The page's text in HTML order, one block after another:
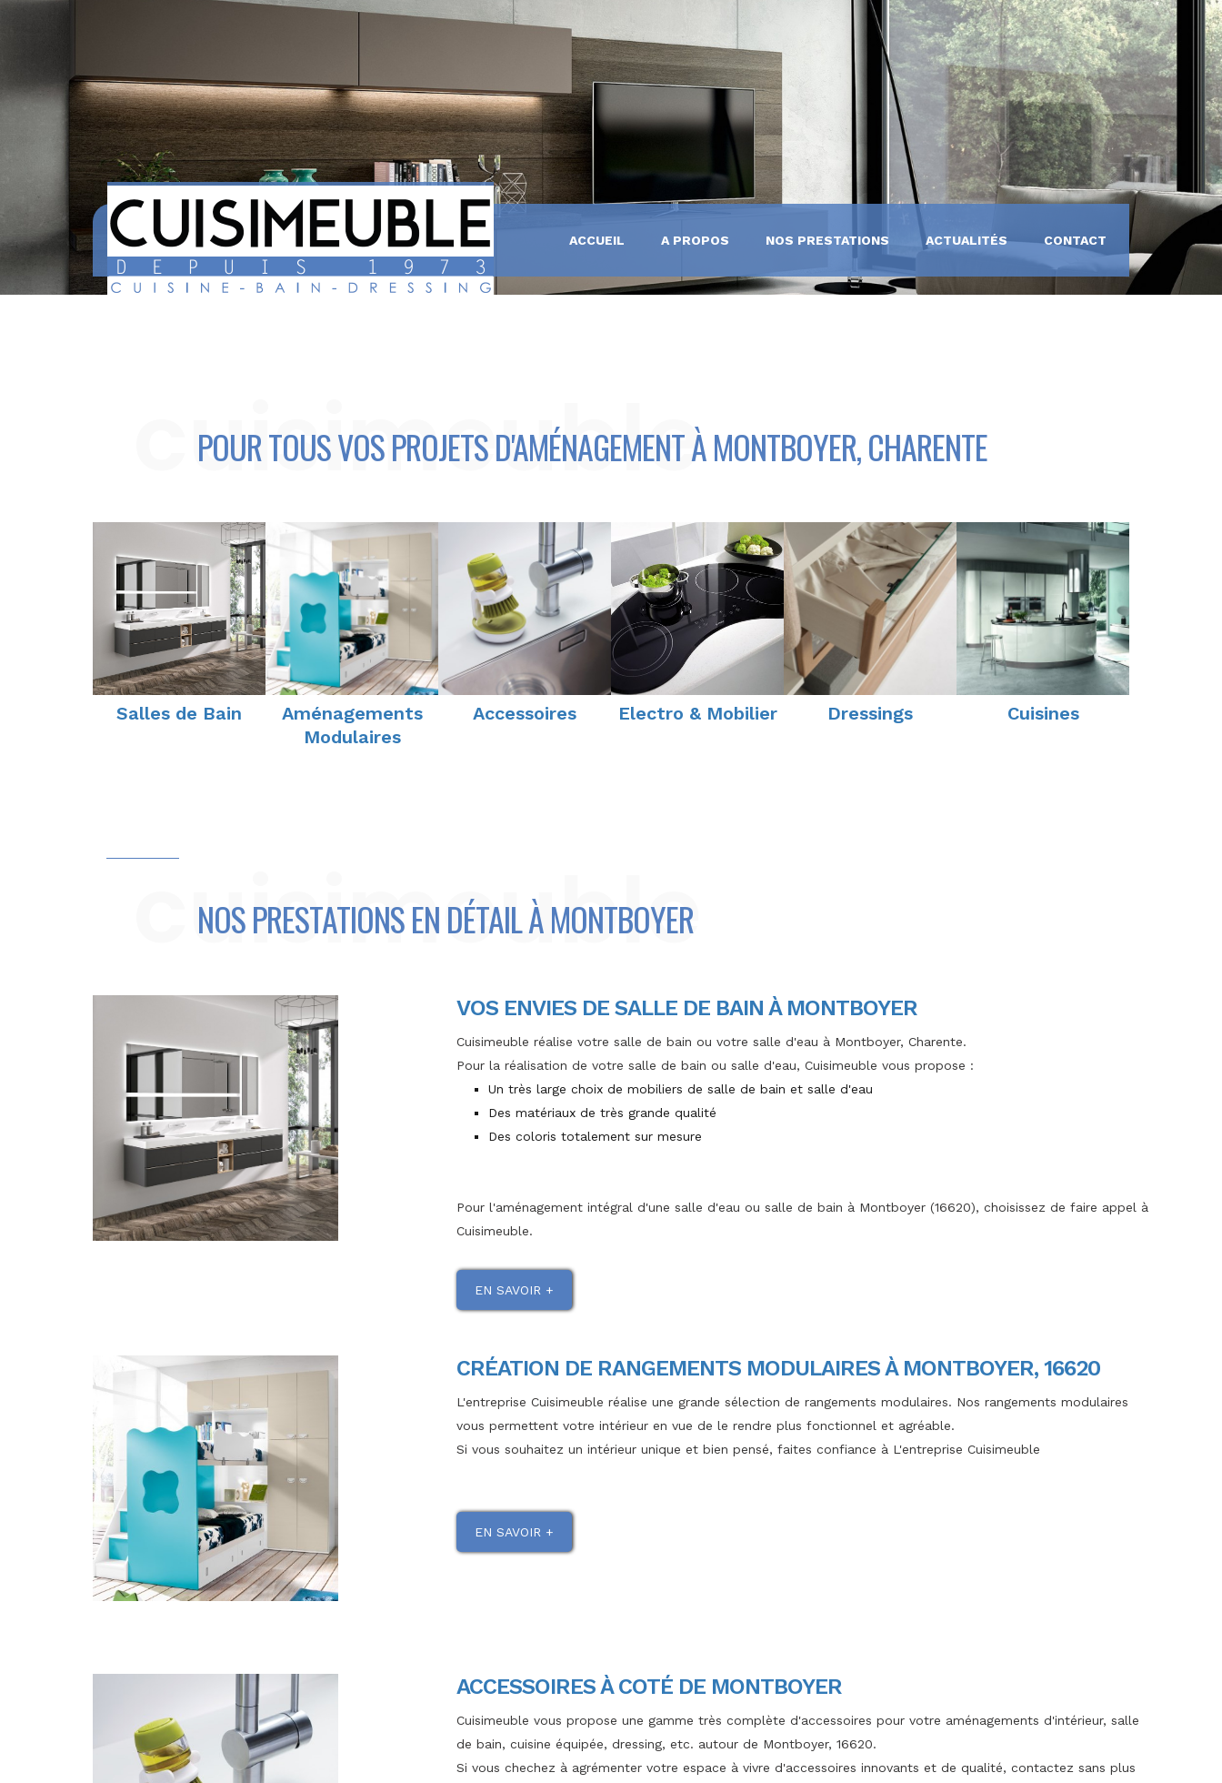
ACCUEIL A PROPOS NOS PRESTATIONS ACTUALITÉS CONTACT
CUISINE, DRESSING, SALLES DE BAIN
À MONTBOYER, CHARENTE
CUISIMEUBLE
cuisimeuble
POUR TOUS VOS PROJETS D'AMÉNAGEMENT À MONTBOYER, CHARENTE
Salles de Bain
Aménagements
Modulaires
Accessoires Electro & Mobilier Dressings Cuisines
cuisimeuble
NOS PRESTATIONS EN DÉTAIL À MONTBOYER
VOS ENVIES DE SALLE DE BAIN À MONTBOYER
Cuisimeuble réalise votre salle de bain ou votre salle d'eau à Montboyer, Charente.
Pour la réalisation de votre salle de bain ou salle d'eau, Cuisimeuble vous propose :
Un très large choix de mobiliers de salle de bain et salle d'eau
Des matériaux de très grande qualité
Des coloris totalement sur mesure
Pour l'aménagement intégral d'une salle d'eau ou salle de bain à Montboyer (16620), choisissez de faire appel à
Cuisimeuble.
EN SAVOIR +
CRÉATION DE RANGEMENTS MODULAIRES À MONTBOYER, 16620
L'entreprise Cuisimeuble réalise une grande sélection de rangements modulaires. Nos rangements modulaires
vous permettent votre intérieur en vue de le rendre plus fonctionnel et agréable.
Si vous souhaitez un intérieur unique et bien pensé, faites confiance à L'entreprise Cuisimeuble
EN SAVOIR +
ACCESSOIRES À COTÉ DE MONTBOYER
Cuisimeuble vous propose une gamme très complète d'accessoires pour votre aménagements d'intérieur, salle
de bain, cuisine équipée, dressing, etc. autour de Montboyer, 16620.
Si vous chechez à agrémenter votre espace à vivre d'accessoires innovants et de qualité, contactez sans plus